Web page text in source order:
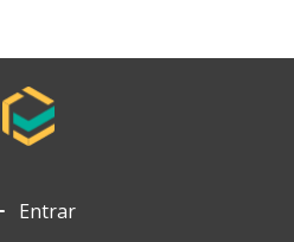
Entrar